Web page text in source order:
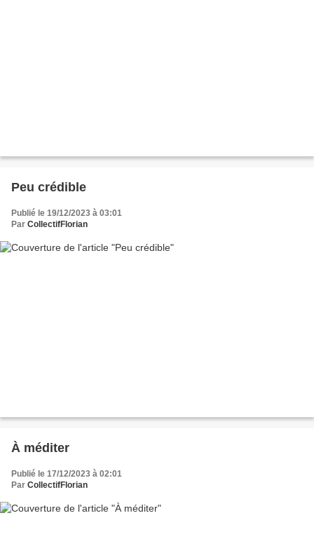
Peu crédible
Publié le 19/12/2023 à 03:01
Par CollectifFlorian
À méditer
Publié le 17/12/2023 à 02:01
Par CollectifFlorian